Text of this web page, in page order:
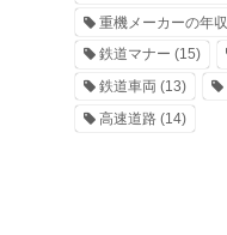
重機メーカーの年収
鉄道マナー (15)
鉄道車両 (13)
高速道路 (14)